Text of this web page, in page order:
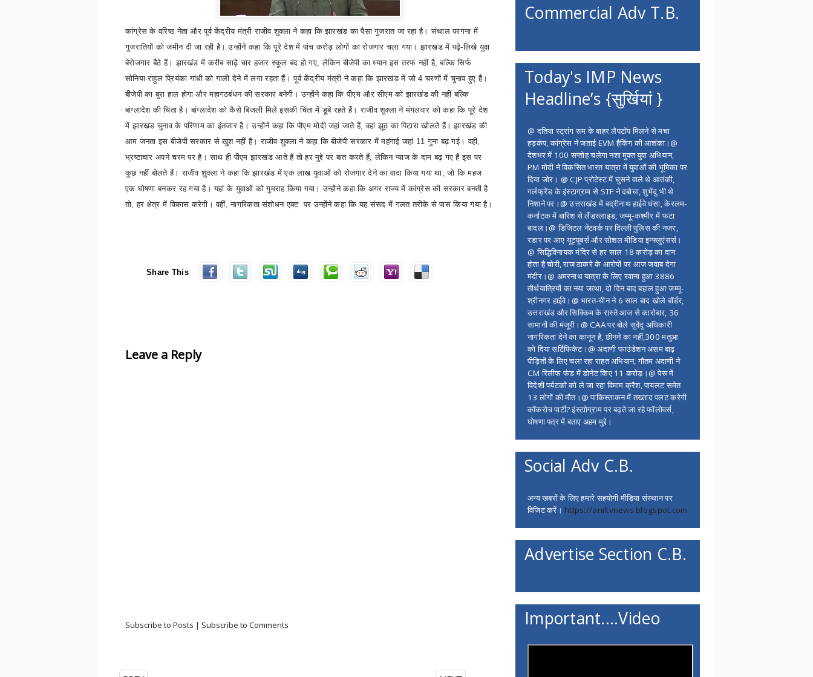
कांग्रेस के वरिष्ठ नेता और पूर्व केंद्रीय मंत्री राजीव शुक्ला ने कहा कि झारखंड का पैसा गुजरात जा रहा है। संथाल परगना में
गुजरातियों को जमीन दी जा रही है। उन्होंने कहा कि पूरे देश में पांच करोड़ लोगों का रोजगार चला गया। झारखंड में पढ़े-लिखे युवा
बेरोजगार बैठे हैं। झारखंड में करीब साढ़े चार हजार स्कूल बंद हो गए,लेकिन बीजेपी का ध्यान इस तरफ नहीं है,बल्कि सिर्फ
सोनिया-राहुल प्रियंका गांधी को गाली देने में लगा रहता हैं। पूर्व केंद्रीय मंत्री ने कहा कि झारखंड में जो 4 चरणों में चुनाव हुए हैं ।
बीजेपी का बुरा हाल होगा और महागठबंधन की सरकार बनेगी। उन्होंने कहा कि पीएम और सीएम को झारखंड की नहीं बल्कि
बांग्लादेश की चिंता है। बांग्लादेश को कैसे बिजली मिले इसकी चिंता में डूबे रहते हैं।राजीव शुक्ला ने मंगलवार को कहा कि पूरे देश
में झारखंड चुनाव के परिणाम का इंतजार है। उन्होंने कहा कि पीएम मोदी जहां जाते हैं,वहां झूठ का पिटारा खोलते हैं। झारखंड की
आम जनता इस बीजेपी सरकार से खुश नहीं है। राजीव शुक्ला ने कहा कि बीजेपी सरकार में महंगाई जहां 11 गुना बढ़ गई। वहीं,
भ्रष्टाचार अपने चरम पर है। साथ ही पीएम झारखंड आते हैं तो हर मुद्दे पर बात करते हैं,लेकिन प्याज के दाम बढ़ गए हैं इ्स पर
कुछ नहीं बोलते हैं। राजीव शुक्ला ने कहा कि झारखंड में एक लाख युवाओं को रोजगार देने का वादा किया गया था,जो कि महज
एक घोषणा बनकर रह गया है। यहां के युवाओं को गुमराह किया गया। उन्होंने कहा कि अगर राज्य में कांग्रेस की सरकार बनती है
तो,हर क्षेत्र में विकास करेगी। वहीं,नागरिकता संशोधन एक्ट पर उन्होंने कहा कि यह संसद में गलत तरीके से पास किया गया है।
Share This
Leave a Reply
Subscribe to Posts | Subscribe to Comments
Commercial Adv T.B.
Today's IMP News
Headline’s {सुर्खियां }
@ दतिया स्ट्रांग रूम के बाहर लैपटॉप मिलने से मचा
हड़कंप, कांग्रेस ने जताई EVM हैकिंग की आशंका।@
देशभर में 100 सप्ताेह चलेगा नशा मुक्त युवा अभियान,
PM मोदी ने विकसित भारत यात्रा में युवाओं की भूमिका पर
दिया जोर। @ CJP प्रोटेस्ट में घुसने वाले थे आतंकी,
गर्लफ्रेंड के इंस्टाग्राम से STF ने दबोचा, शुभेंदु भी थे
निशाने पर।@ उत्तराखंड में बद्रीनाथ हाईवे धंसा, केरलम-
कर्नाटक में बारिश से लैंडस्लाइड, जम्मू-कश्मीर में फटा
बादल।@ डिजिटल नेटवर्क पर दिल्ली पुलिस की नजर,
रडार पर आए यूट्यूबर्स और सोशल मीडिया इन्फ्लुएंसर्स।
@ सिद्धिविनायक मंदिर से हर साल 18 करोड़ का दान
होता है चोरी, राज ठाकरे के आरोपों पर आज जवाब देगा
मंदीर।@ अमरनाथ यात्रा के लिए रवाना हुआ 3886
तीर्थयात्रियों का नया जत्था, दो दिन बाद बहाल हुआ जम्मू-
श्रीनगर हाईवे।@ भारत-चीन ने 6 साल बाद खोले बॉर्डर,
उत्तराखंड और सिक्किम के रास्ते आज से कारोबार, 36
सामानों की मंजूरी।@ CAA पर बोले सुवेंदु अधिकारी
नागरिकता देने का कानून है, छीनने का नहीं,300 मतुआ
को दिया सर्टिफिकेट।@ अदाणी फाउंडेशन असम बाढ़
पीड़ितों के लिए चला रहा राहत अभियान, गौतम अदाणी ने
CM रिलीफ फंड में डोनेट किए 11 करोड़।@ पेरू में
विदेशी पर्यटकों को ले जा रहा विमाम क्रैश, पायलट समेत
13 लोगों की मौत।@ पाकिस्ताकन में तख्ताद पलट करेगी
कॉकरोच पार्टी? इंस्टाोग्राम पर बढ़ते जा रहे फॉलोवर्स,
घोषणा पत्र में बताए अहम मुद्दे।
Social Adv C.B.
अन्य खबरों के लिए हमारे सहयोगी मीडिया संस्थान पर
विजिट करें। https://aniltvnews.blogspot.com
Advertise Section C.B.
Important....Video